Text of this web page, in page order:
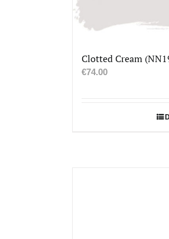
Clotted Cream
€74.00